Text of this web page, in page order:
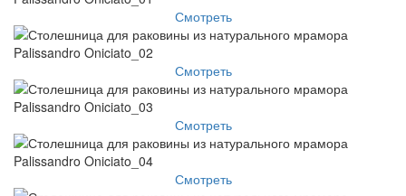
Смотреть
Смотреть
Смотреть
Смотреть